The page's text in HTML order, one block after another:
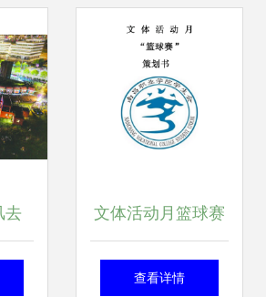
尚
去
地
文体活动月篮球赛
策划书
查看详情